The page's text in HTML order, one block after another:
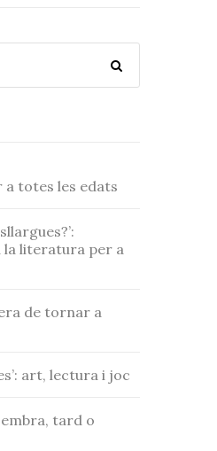
a totes les edats
la literatura per a
de tornar a
art, lectura i joc
tard o